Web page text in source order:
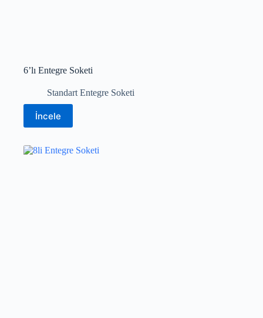
6’lı Entegre Soketi
Standart Entegre Soketi
İncele